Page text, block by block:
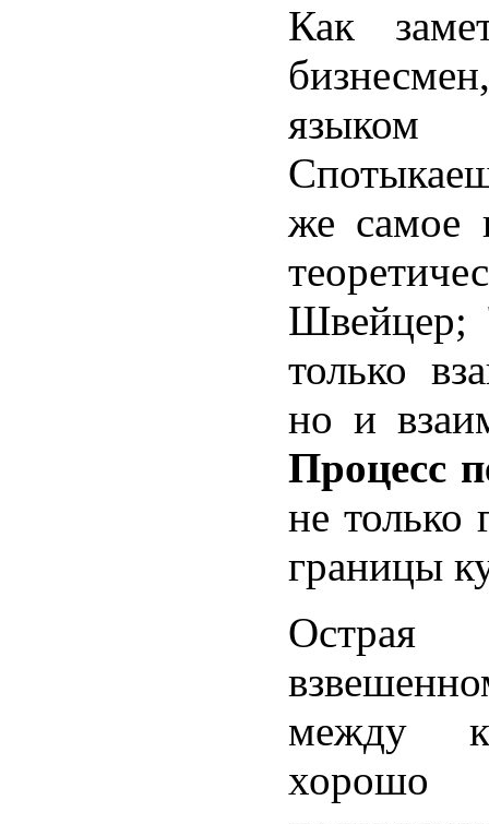
Как
языком
же самое
только
но и
Процесс
не только
границы
Острая
между